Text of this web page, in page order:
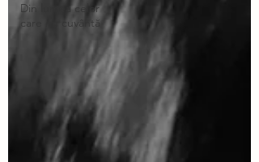
Din lumea celor
care nu cuvântă